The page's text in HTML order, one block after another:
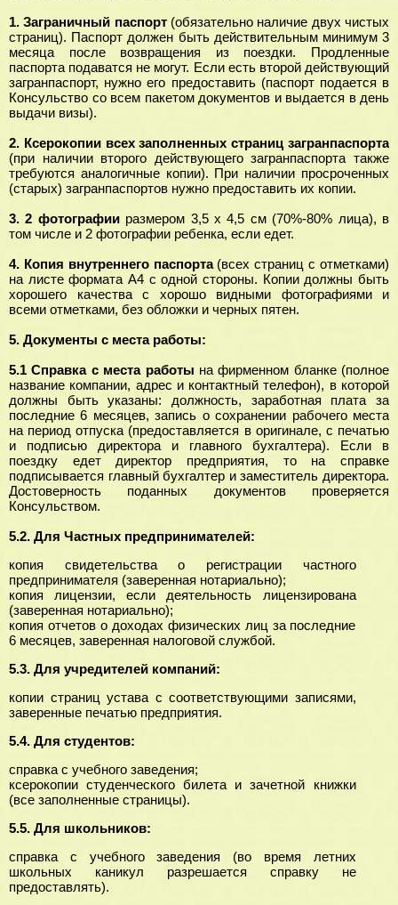
1. Заграничный паспорт(обязательно наличие двух чистых
страниц). Паспорт должен быть действительным минимум 3
месяца после возвращения из поездки. Продленные
паспорта подаватся не могут. Если есть второй действующий
загранпаспорт, нужно его предоставить (паспорт подается в
Консульство со всем пакетом документов и выдается в день
выдачи визы).
2. Ксерокопии всех заполненных страниц загранпаспорта
(при наличии второго действующего загранпаспорта также
требуются аналогичные копии). При наличии просроченных
(старых) загранпаспортов нужно предоставить их копии.
3. 2 фотографииразмером 3,5 х 4,5 см (70%-80% лица), в
том числе и 2 фотографии ребенка, если едет.
4. Копия внутреннего паспорта(всех страниц с отметками)
на листе формата А4 с одной стороны. Копии должны быть
хорошего качества с хорошо видными фотографиями и
всеми отметками, без обложки и черных пятен.
5. Документы с места работы:
5.1 Справка с места работы на фирменном бланке (полное
название компании, адрес и контактный телефон), в которой
должны быть указаны: должность, заработная плата за
последние 6 месяцев, запись о сохранении рабочего места
на период отпуска (предоставляется в оригинале, с печатью
и подписью директора и главного бухгалтера). Если в
поездку едет директор предприятия, то на справке
подписывается главный бухгалтер и заместитель директора.
Достоверность поданных документов проверяется
Консульством.
5.2. Для Частных предпринимателей:
копия свидетельства о регистрации частного
предпринимателя (заверенная нотариально);
копия лицензии, если деятельность лицензирована
(заверенная нотариально);
копия отчетов о доходах физических лиц за последние
6 месяцев, заверенная налоговой службой.
5.3. Для учредителей компаний:
копии страниц устава с соответствующими записями,
заверенные печатью предприятия.
5.4. Для студентов:
справка с учебного заведения;
ксерокопии студенческого билета и зачетной книжки
(все заполненные страницы).
5.5. Для школьников:
справка с учебного заведения (во время летних
школьных каникул разрешается справку не
предоставлять).